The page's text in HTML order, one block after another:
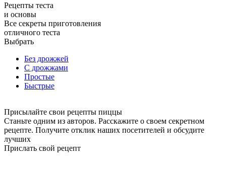
Рецепты теста
и основы
Все секреты приготовления
отличного теста
Выбрать
Без дрожжей
С дрожжами
Простые
Быстрые
Присылайте свои рецепты пиццы
Станьте одним из авторов. Расскажите о своем секретном
рецепте. Получите отклик наших посетителей и обсудите
лучших
Прислать свой рецепт